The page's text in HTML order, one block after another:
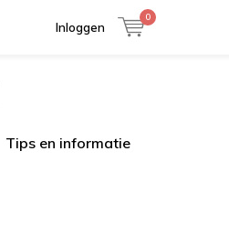
Inloggen
0
Tips en informatie